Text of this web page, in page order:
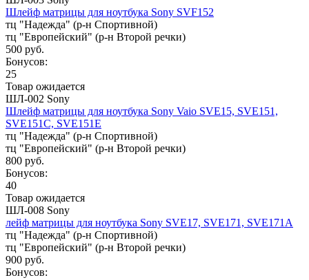
Шлейф матрицы для ноутбука Sony SVF152
тц "Надежда" (р-н Спортивной)
тц "Европейский" (р-н Второй речки)
500 руб.
Бонусов:
25
Товар ожидается
ШЛ-002 Sony
Шлейф матрицы для ноутбука Sony Vaio SVE15, SVE151,
SVE151C, SVE151E
тц "Надежда" (р-н Спортивной)
тц "Европейский" (р-н Второй речки)
800 руб.
Бонусов:
40
Товар ожидается
ШЛ-008 Sony
лейф матрицы для ноутбука Sony SVE17, SVE171, SVE171A
тц "Надежда" (р-н Спортивной)
тц "Европейский" (р-н Второй речки)
900 руб.
Бонусов: